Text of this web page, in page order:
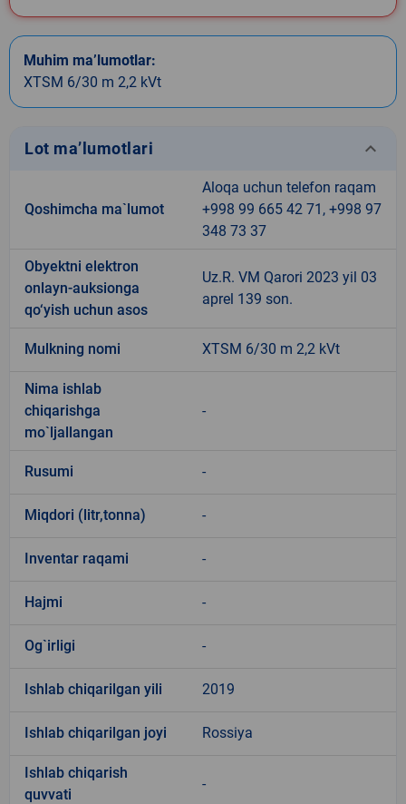
Muhim ma’lumotlar:
XTSM 6/30 m 2,2 kVt
Lot ma’lumotlari keyboard_arrow_down
Qoshimcha ma`lumot
Aloqa uchun telefon raqam
+998 99 665 42 71, +998 97
348 73 37
Obyektni elektron
onlayn-auksionga
qo‘yish uchun asos
Uz.R. VM Qarori 2023 yil 03
aprel 139 son.
Mulkning nomi XTSM 6/30 m 2,2 kVt
Nima ishlab
chiqarishga
mo`ljallangan
-
Rusumi -
Miqdori (litr,tonna) -
Inventar raqami -
Hajmi -
Og`irligi -
Ishlab chiqarilgan yili 2019
Ishlab chiqarilgan joyi Rossiya
Ishlab chiqarish
quvvati
-